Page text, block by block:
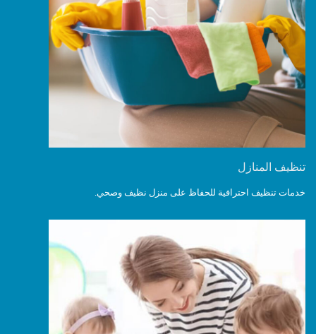
تنظيف المنازل
خدمات تنظيف احترافية للحفاظ على منزل نظيف وصحي.